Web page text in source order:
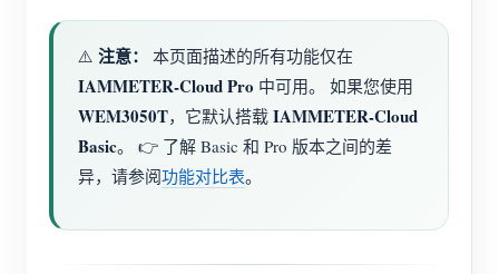
⚠️ 注意： 本页面描述的所有功能仅在
IAMMETER-Cloud Pro 中可用。 如果您使用
WEM3050T，它默认搭载 IAMMETER-Cloud
Basic。 👉 了解 Basic 和 Pro 版本之间的差
异，请参阅功能对比表。